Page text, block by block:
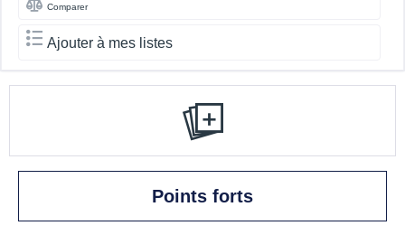
Comparer
Ajouter à mes listes
Points forts